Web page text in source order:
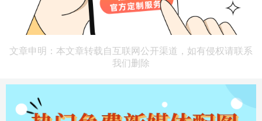
文章申明：本文章转载自互联网公开渠道，如有侵权请联系
我们删除